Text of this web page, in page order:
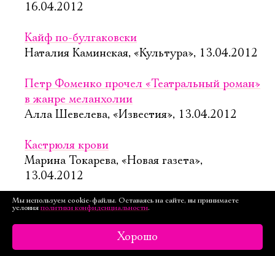
16.04.2012
Кайф по-булгаковски
Наталия Каминская, «Культура», 13.04.2012
Петр Фоменко прочел «Театральный роман»
в жанре меланхолии
Алла Шевелева, «Известия», 13.04.2012
Кастрюля крови
Марина Токарева, «Новая газета»,
13.04.2012
«Театральный роман»: шутка года
Наталья Витвицкая, «vashdosug.ru»,
Мы используем cookie-файлы. Оставаясь на сайте, вы принимаете
условия политики конфиденциальности.
Хорошо